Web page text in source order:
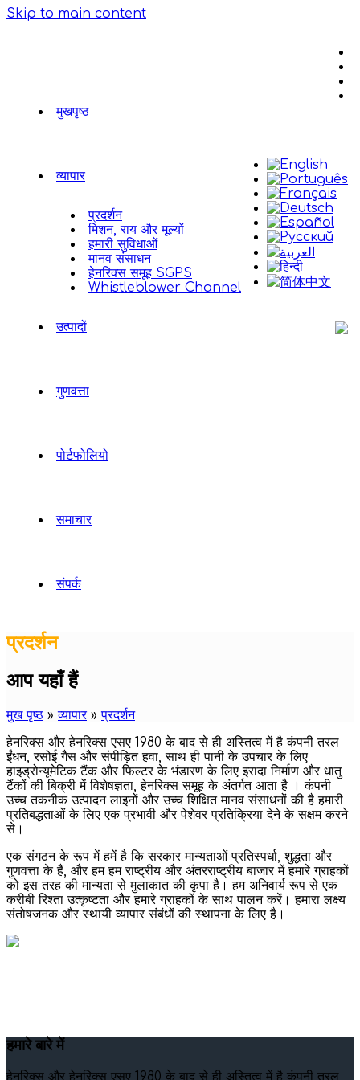
Skip to main content
मुखपृष्ठ
व्यापार
प्रदर्शन
मिशन, राय और मूल्यों
हमारी सुविधाओं
मानव संसाधन
हेनरिक्स समूह SGPS
Whistleblower Channel
उत्पादों
गुणवत्ता
पोर्टफोलियो
समाचार
संपर्क
प्रदर्शन
आप यहाँ हैं
मुख पृष्ठ »व्यापार»प्रदर्शन
हेनरिक्स और हेनरिक्स एसए 1980 के बाद से ही अस्तित्व में है कंपनी तरल
ईंधन, रसोई गैस और संपीड़ित हवा, साथ ही पानी के उपचार के लिए
हाइड्रोन्यूमेटिक टैंक और फिल्टर के भंडारण के लिए इरादा निर्माण और धातु
टैंकों की बिक्री में विशेषज्ञता, हेनरिक्स समूह के अंतर्गत आता है । कंपनी
उच्च तकनीक उत्पादन लाइनों और उच्च शिक्षित मानव संसाधनों की है हमारी
प्रतिबद्धताओं के लिए एक प्रभावी और पेशेवर प्रतिक्रिया देने के सक्षम करने
से।
एक संगठन के रूप में हमें है कि सरकार मान्यताओं प्रतिस्पर्धा, शुद्धता और
गुणवत्ता के हैं, और हम हम राष्ट्रीय और अंतरराष्ट्रीय बाजार में हमारे ग्राहकों
को इस तरह की मान्यता से मुलाकात की कृपा है। हम अनिवार्य रूप से एक
करीबी रिश्ता उत्कृष्टता और हमारे ग्राहकों के साथ पालन करें। हमारा लक्ष्य
संतोषजनक और स्थायी व्यापार संबंधों की स्थापना के लिए है।
हमारे बारे में
हेनरिक्स और हेनरिक्स एसए 1980 के बाद से ही अस्तित्व में है कंपनी तरल